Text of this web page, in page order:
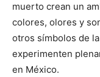
muerto crean un
colores, olores y
otros símbolos de
experimenten
en México.